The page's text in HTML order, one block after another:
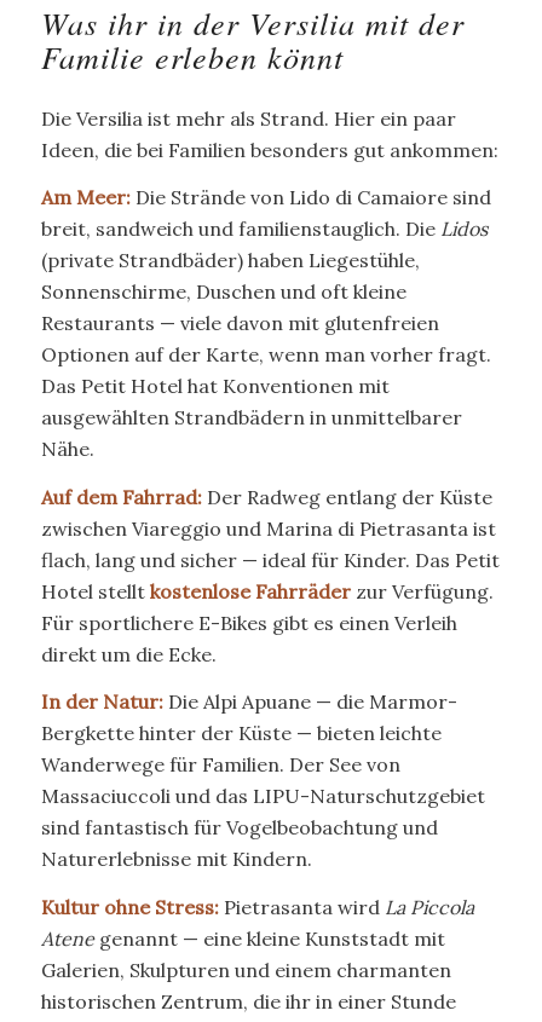
Was ihr in der Versilia mit der
Familie erleben könnt
Die Versilia ist mehr als Strand. Hier ein paar
Ideen, die bei Familien besonders gut ankommen:
Am Meer:Die Strände von Lido di Camaiore sind
breit, sandweich und familienstauglich. Die Lidos
(private Strandbäder) haben Liegestühle,
Sonnenschirme, Duschen und oft kleine
Restaurants — viele davon mit glutenfreien
Optionen auf der Karte, wenn man vorher fragt.
Das Petit Hotel hat Konventionen mit
ausgewählten Strandbädern in unmittelbarer
Nähe.
Auf dem Fahrrad:Der Radweg entlang der Küste
zwischen Viareggio und Marina di Pietrasanta ist
flach, lang und sicher — ideal für Kinder. Das Petit
Hotel stellt kostenlose Fahrräderzur Verfügung.
Für sportlichere E-Bikes gibt es einen Verleih
direkt um die Ecke.
In der Natur:Die Alpi Apuane — die Marmor-
Bergkette hinter der Küste — bieten leichte
Wanderwege für Familien. Der See von
Massaciuccoli und das LIPU-Naturschutzgebiet
sind fantastisch für Vogelbeobachtung und
Naturerlebnisse mit Kindern.
Kultur ohne Stress:Pietrasanta wird La Piccola
Atenegenannt — eine kleine Kunststadt mit
Galerien, Skulpturen und einem charmanten
historischen Zentrum, die ihr in einer Stunde